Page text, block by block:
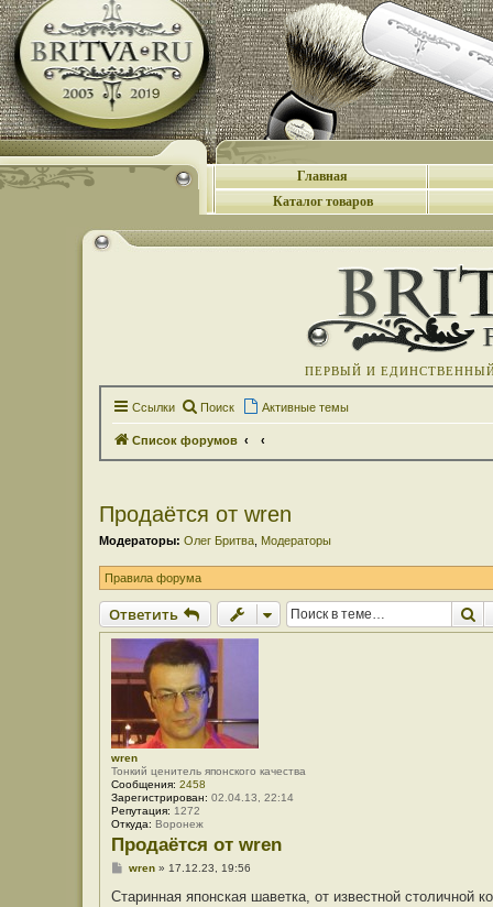
Главная
Каталог товаров
ПЕРВЫЙ И
Ссылки Поиск Активные темы
Список форумов
Продаётся от wren
Модераторы: Олег Бритва Модераторы
Правила форума
Ответить
wren
Тонкий ценитель японского качества
Сообщения: 2458
Зарегистрирован: 02.04.13, 22:14
Репутация: 1272
Откуда: Воронеж
Продаётся от wren
С
о
wren» 17.12.23, 19:56
Старинная японская шаветка, от известной столичной